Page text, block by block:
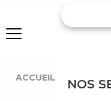
ACCUEIL NOS